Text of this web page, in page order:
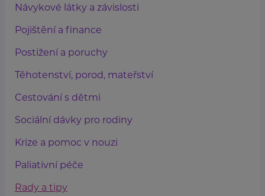
Návykové látky a závislosti
Pojištění a finance
Postižení a poruchy
Těhotenství, porod, mateřství
Cestování s dětmi
Sociální dávky pro rodiny
Krize a pomoc v nouzi
Paliativní péče
Rady a tipy